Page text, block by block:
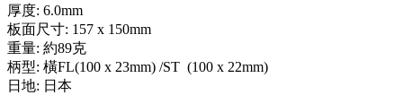
厚度: 6.0mm
板面尺寸: 157 x 150mm
重量: 約89克
柄型: 橫FL(100 x 23mm) /ST (100 x 22mm)
日地: 日本